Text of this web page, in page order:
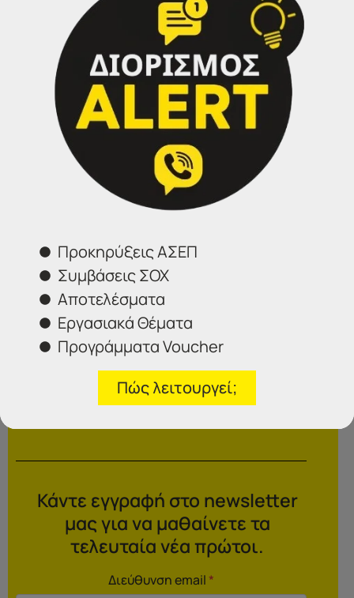
210 3000319
Θεσσαλονίκη:
2314 314202
Ιωάννινα:26516 08616
Φόρμα επικοινωνίας
Επιλέξτε το γραφείο που σας ενδιαφέρει
Κάντε εγγραφή στο newsletter
μας για να μαθαίνετε τα
τελευταία νέα πρώτοι.
Διεύθυνση email*
Προκηρύξεις ΑΣΕΠ
Συμβάσεις ΣΟΧ
Αποτελέσματα
Εργασιακά Θέματα
Προγράμματα Voucher
Πώς λειτουργεί;